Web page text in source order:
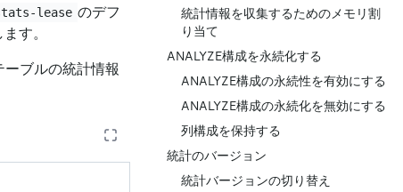
lease のデフ
す。
ーブルの統計情報
統計情報を収集するためのメモリ割
り当て
ANALYZE構成を永続化する
ANALYZE構成の永続性を有効にする
ANALYZE構成の永続化を無効にする
列構成を保持する
統計のバージョン
統計バージョンの切り替え